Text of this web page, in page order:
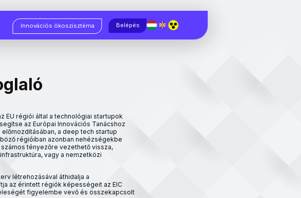
Innovációs ökoszisztéma Belépés Magyar
English
EU régiói által a technológiai startupok
az Európai Innovációs Tanácshoz
a deep tech startup
régióiban azonban nehézségekbe
tényezőre vezethető vissza,
vagy a nemzetközi
létrehozásával áthidalja a
az érintett régiók képességeit az EIC
figyelembe vevő és összekapcsolt